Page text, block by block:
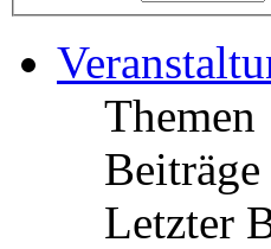
Themen
Beiträge
Letzter